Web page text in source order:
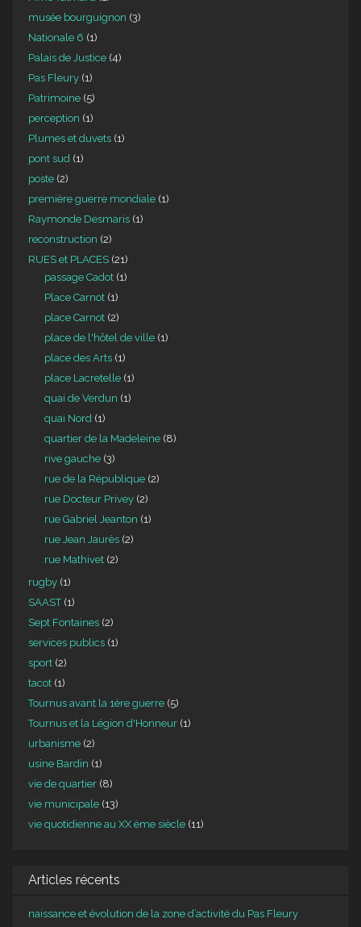
musée bourguignon (3)
Nationale 6 (1)
Palais de Justice (4)
Pas Fleury (1)
Patrimoine (5)
perception (1)
Plumes et duvets (1)
pont sud (1)
poste (2)
première guerre mondiale (1)
Raymonde Desmaris (1)
reconstruction (2)
RUES et PLACES (21)
passage Cadot (1)
Place Carnot (1)
place Carnot (2)
place de l'hôtel de ville (1)
place des Arts (1)
place Lacretelle (1)
quai de Verdun (1)
quai Nord (1)
quartier de la Madeleine (8)
rive gauche (3)
rue de la République (2)
rue Docteur Privey (2)
rue Gabriel Jeanton (1)
rue Jean Jaurès (2)
rue Mathivet (2)
rugby (1)
SAAST(1)
Sept Fontaines (2)
services publics (1)
sport (2)
tacot (1)
Tournus avant la 1ère guerre (5)
Tournus et la Légion d'Honneur (1)
urbanisme (2)
usine Bardin (1)
vie de quartier (8)
vie municipale (13)
vie quotidienne au XX ème siècle (11)
Articles récents
naissance et évolution de la zone d’activité du Pas Fleury